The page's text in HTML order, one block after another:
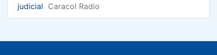
judicial Caracol Radio